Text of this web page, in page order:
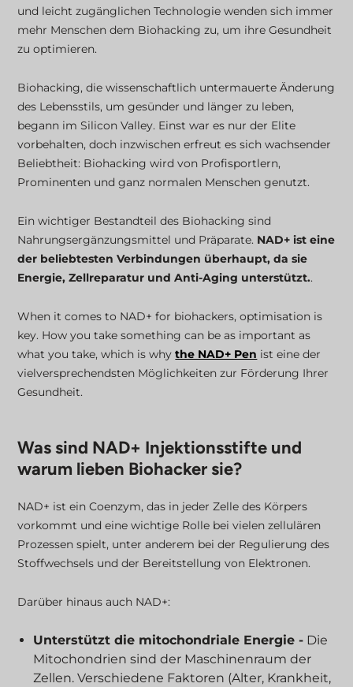
und leicht zugänglichen Technologie wenden sich immer
mehr Menschen dem Biohacking zu, um ihre Gesundheit
zu optimieren.
Biohacking, die wissenschaftlich untermauerte Änderung
des Lebensstils, um gesünder und länger zu leben,
begann im Silicon Valley. Einst war es nur der Elite
vorbehalten, doch inzwischen erfreut es sich wachsender
Beliebtheit: Biohacking wird von Profisportlern,
Prominenten und ganz normalen Menschen genutzt.
Ein wichtiger Bestandteil des Biohacking sind
Nahrungsergänzungsmittel und Präparate. NAD+ ist eine
der beliebtesten Verbindungen überhaupt, da sie
Energie, Zellreparatur und Anti-Aging unterstützt..
When it comes to NAD+ for biohackers, optimisation is
key. How you take something can be as important as
what you take, which is whythe NAD+ Pen ist eine der
vielversprechendsten Möglichkeiten zur Förderung Ihrer
Gesundheit.
Was sind NAD+ Injektionsstifte und
warum lieben Biohacker sie?
NAD+ ist ein Coenzym, das in jeder Zelle des Körpers
vorkommt und eine wichtige Rolle bei vielen zellulären
Prozessen spielt, unter anderem bei der Regulierung des
Stoffwechsels und der Bereitstellung von Elektronen.
Darüber hinaus auch NAD+:
Unterstützt die mitochondriale Energie - Die
Mitochondrien sind der Maschinenraum der
Zellen. Verschiedene Faktoren (Alter, Krankheit,
Der NAD+ Injektionsstift
NAD+ Tools, mit denen Sie die Kontrolle behalten
Verwandte Blogs